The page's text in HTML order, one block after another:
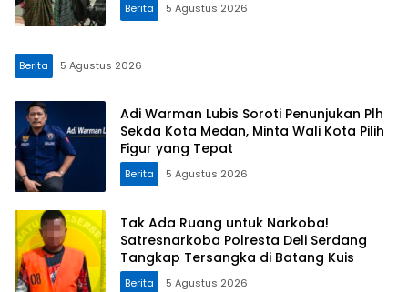
Berita 5 Agustus 2026
Berita 5 Agustus 2026
Adi Warman Lubis Soroti Penunjukan Plh
Sekda Kota Medan, Minta Wali Kota Pilih
Figur yang Tepat
Berita 5 Agustus 2026
Tak Ada Ruang untuk Narkoba!
Satresnarkoba Polresta Deli Serdang
Tangkap Tersangka di Batang Kuis
Berita 5 Agustus 2026